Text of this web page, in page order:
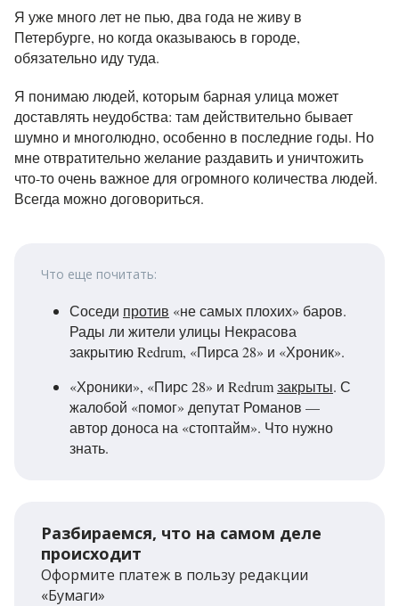
Я уже много лет не пью, два года не живу в
Петербурге, но когда оказываюсь в городе,
обязательно иду туда.
Я понимаю людей, которым барная улица может
доставлять неудобства: там действительно бывает
шумно и многолюдно, особенно в последние годы. Но
мне отвратительно желание раздавить и уничтожить
что-то очень важное для огромного количества людей.
Всегда можно договориться.
Что еще почитать:
Соседи против «не самых плохих» баров.
Рады ли жители улицы Некрасова
закрытию Redrum, «Пирса 28» и «Хроник».
«Хроники», «Пирс 28» и Redrumзакрыты. С
жалобой «помог» депутат Романов —
автор доноса на «стоптайм». Что нужно
знать.
Разбираемся, что на самом деле
происходит
Оформите платеж в пользу редакции
«Бумаги»